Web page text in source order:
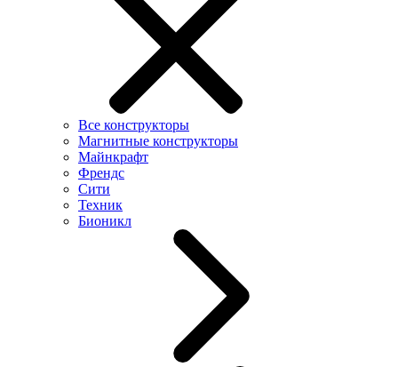
Все конструкторы
Магнитные конструкторы
Майнкрафт
Френдс
Сити
Техник
Бионикл